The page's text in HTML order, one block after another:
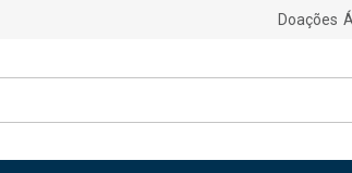
Doações